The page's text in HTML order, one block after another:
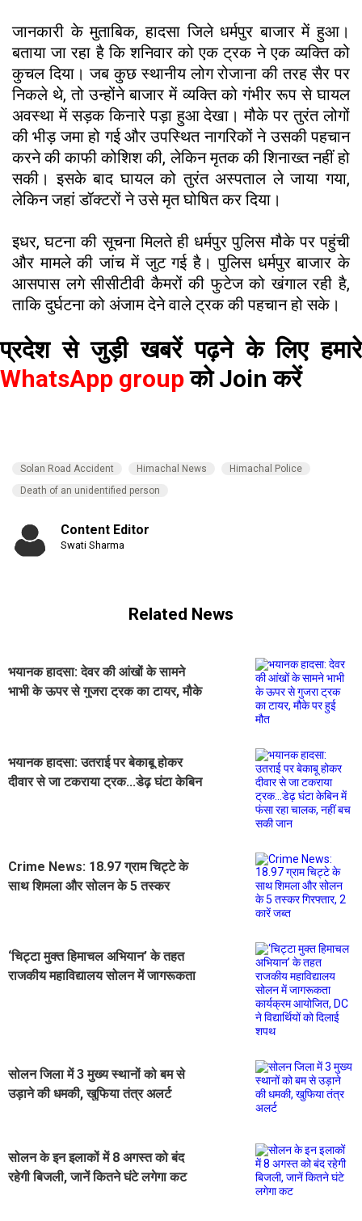
जानकारी के मुताबिक, हादसा जिले धर्मपुर बाजार में हुआ।
बताया जा रहा है कि शनिवार को एक ट्रक ने एक व्यक्ति को
कुचल दिया। जब कुछ स्थानीय लोग रोजाना की तरह सैर पर
निकले थे, तो उन्होंने बाजार में व्यक्ति को गंभीर रूप से घायल
अवस्था में सड़क किनारे पड़ा हुआ देखा। मौके पर तुरंत लोगों
की भीड़ जमा हो गई और उपस्थित नागरिकों ने उसकी पहचान
करने की काफी कोशिश की, लेकिन मृतक की शिनाख्त नहीं हो
सकी। इसके बाद घायल को तुरंत अस्पताल ले जाया गया,
लेकिन जहां डॉक्टरों ने उसे मृत घोषित कर दिया।
इधर, घटना की सूचना मिलते ही धर्मपुर पुलिस मौके पर पहुंची
और मामले की जांच में जुट गई है। पुलिस धर्मपुर बाजार के
आसपास लगे सीसीटीवी कैमरों की फुटेज को खंगाल रही है,
ताकि दुर्घटना को अंजाम देने वाले ट्रक की पहचान हो सके।
प्रदेश से जुड़ी खबरें पढ़ने के लिए हमारे
WhatsApp groupको Join करें
Solan Road Accident Himachal News
Himachal Police
Death of an unidentified person
Content Editor
Swati Sharma
Related News
भयानक हादसा: देवर की आंखों के सामने
भाभी के ऊपर से गुजरा ट्रक का टायर, मौके
भयानक हादसा: उतराई पर बेकाबू होकर
दीवार से जा टकराया ट्रक...डेढ़ घंटा केबिन
Crime News: 18.97 ग्राम चिट्टे के
साथ शिमला और सोलन के 5 तस्कर
‘चिट्टा मुक्त हिमाचल अभियान’ के तहत
राजकीय महाविद्यालय सोलन में जागरूकता
सोलन जिला में 3 मुख्य स्थानों को बम से
उड़ाने की धमकी, खुफिया तंत्र अलर्ट
सोलन के इन इलाकों में 8 अगस्त को बंद
रहेगी बिजली, जानें कितने घंटे लगेगा कट